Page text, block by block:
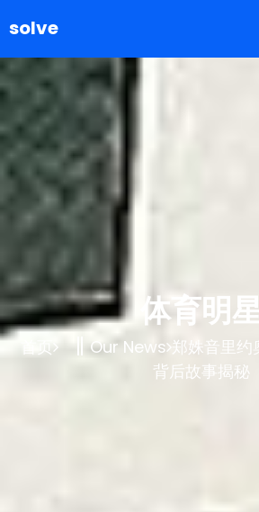
体育明
首页 Our News 郑姝音里约
背后故事揭秘